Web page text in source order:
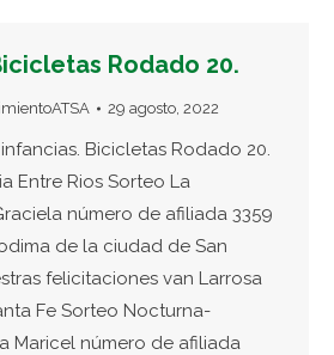
Rodado 20.
29 agosto, 2022
Bicicletas Rodado 20.
Entre Rios Sorteo La
número de afiliada 3359
de la ciudad de San
felicitaciones van Larrosa
Fe Sorteo Nocturna-
Maricel número de afiliada